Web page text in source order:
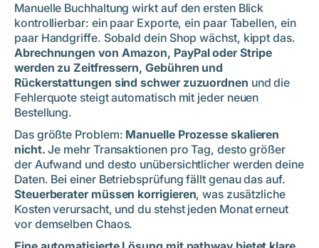
Manuelle Buchhaltung wirkt auf den ersten Blick
kontrollierbar: ein paar Exporte, ein paar Tabellen, ein
paar Handgriffe. Sobald dein Shop wächst, kippt das.
Abrechnungen von Amazon, PayPal oder Stripe
werden zu Zeitfressern, Gebühren und
Rückerstattungen sind schwer zuzuordnen und die
Fehlerquote steigt automatisch mit jeder neuen
Bestellung.
Das größte Problem: Manuelle Prozesse skalieren
nicht. Je mehr Transaktionen pro Tag, desto größer
der Aufwand und desto unübersichtlicher werden deine
Daten. Bei einer Betriebsprüfung fällt genau das auf.
Steuerberater müssen korrigieren, was zusätzliche
Kosten verursacht, und du stehst jeden Monat erneut
vor demselben Chaos.